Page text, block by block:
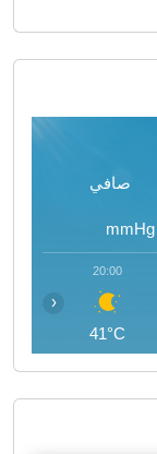
صافي
mmHg
20:00
41°C
‹